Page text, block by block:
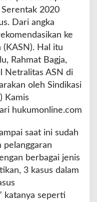
Serentak 2020
Dari angka
ke
(KASN). Hal itu
Rahmat Bagja,
Netralitas ASN di
oleh Sindikasi
Kamis
hukumonline.com
saat ini sudah
pelanggaran
berbagai jenis
3 kasus dalam
katanya seperti